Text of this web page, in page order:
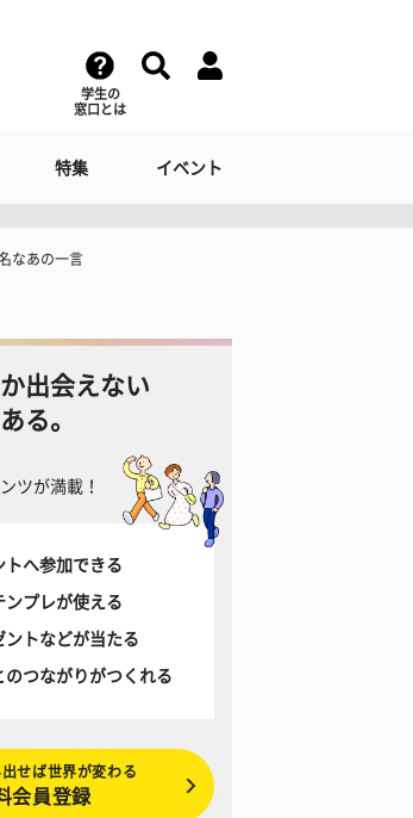
学生の
窓口とは
特集 イベント
なあの一言
出会えない
る。
ツが満載！
トへ参加できる
ンプレが使える
ントなどが当たる
のつながりがつくれる
せば世界が変わる
会員登録